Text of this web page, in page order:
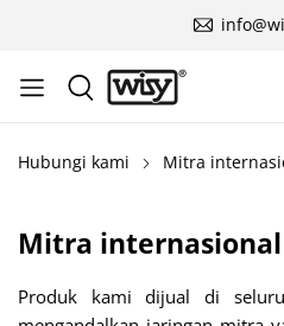
Hubungi kami Mitra
Mitra
Produk kami dijual di